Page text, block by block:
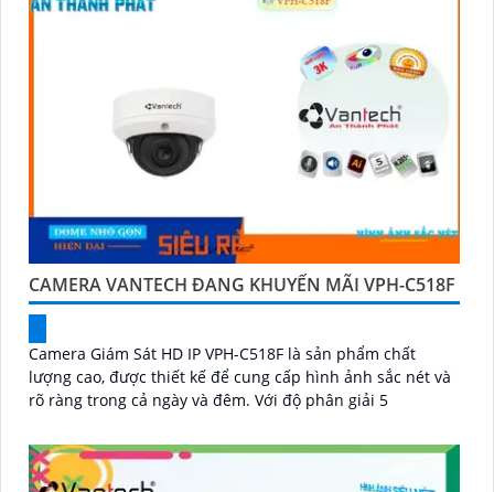
CAMERA VANTECH ĐANG KHUYẾN MÃI VPH-C518F
Camera Giám Sát HD IP VPH-C518F là sản phẩm chất
lượng cao, được thiết kế để cung cấp hình ảnh sắc nét và
rõ ràng trong cả ngày và đêm. Với độ phân giải 5